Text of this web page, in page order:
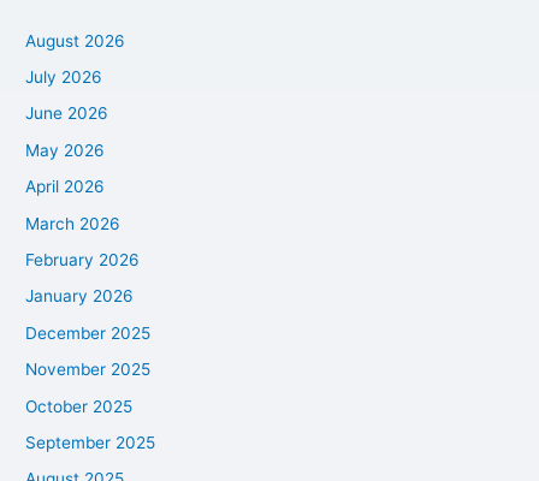
August 2026
July 2026
June 2026
May 2026
April 2026
March 2026
February 2026
January 2026
December 2025
November 2025
October 2025
September 2025